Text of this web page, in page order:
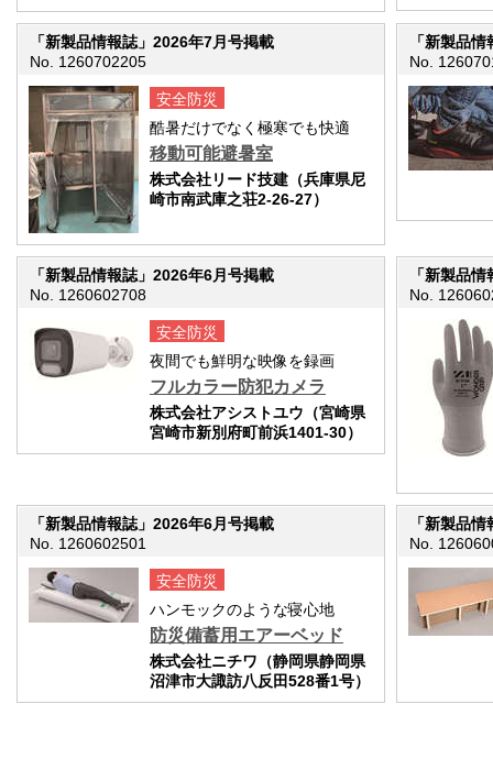
「新製品情報誌」2026年7月号掲載
No. 1260702205
安全防災
酷暑だけでなく極寒でも快適
移動可能避暑室
株式会社リード技建（兵庫県尼
崎市南武庫之荘2-26-27）
「新製品
No.
「新製品情報誌」2026年6月号掲載
No. 1260602708
安全防災
夜間でも鮮明な映像を録画
フルカラー防犯カメラ
株式会社アシストユウ（宮崎県
宮崎市新別府町前浜1401-30）
「新製品
No.
「新製品情報誌」2026年6月号掲載
No. 1260602501
安全防災
ハンモックのような寝心地
防災備蓄用エアーベッド
株式会社ニチワ（静岡県静岡県
沼津市大諏訪八反田528番1号）
「新製品
No.